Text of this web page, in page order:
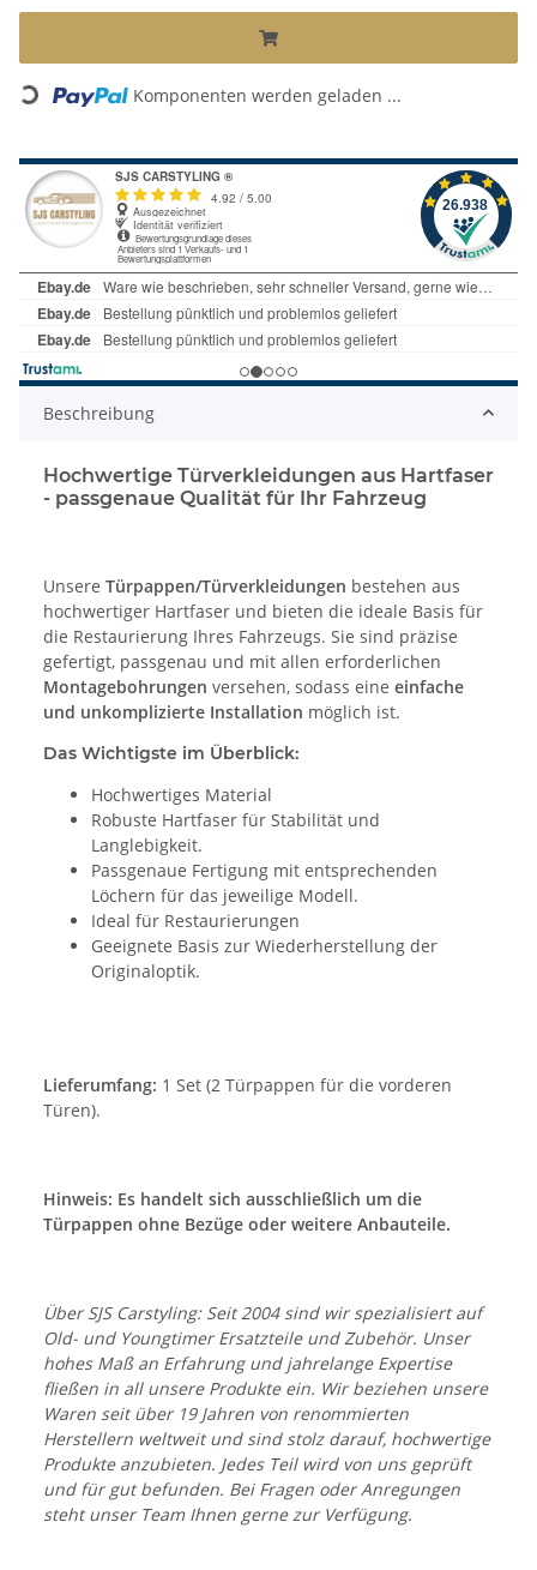
Loading... Komponenten werden geladen ...
Beschreibung
Hochwertige Türverkleidungen aus Hartfaser
- passgenaue Qualität für Ihr Fahrzeug
Unsere Türpappen/Türverkleidungen bestehen aus
hochwertiger Hartfaser und bieten die ideale Basis für
die Restaurierung Ihres Fahrzeugs. Sie sind präzise
gefertigt, passgenau und mit allen erforderlichen
Montagebohrungen versehen, sodass eine einfache
und unkomplizierte Installation möglich ist.
Das Wichtigste im Überblick:
Hochwertiges Material
Robuste Hartfaser für Stabilität und
Langlebigkeit.
Passgenaue Fertigung mit entsprechenden
Löchern für das jeweilige Modell.
Ideal für Restaurierungen
Geeignete Basis zur Wiederherstellung der
Originaloptik.
Lieferumfang: 1 Set (2 Türpappen für die vorderen
Türen).
Hinweis: Es handelt sich ausschließlich um die
Türpappen ohne Bezüge oder weitere Anbauteile.
Über SJS Carstyling: Seit 2004 sind wir spezialisiert auf
Old- und Youngtimer Ersatzteile und Zubehör. Unser
hohes Maß an Erfahrung und jahrelange Expertise
fließen in all unsere Produkte ein. Wir beziehen unsere
Waren seit über 19 Jahren von renommierten
Herstellern weltweit und sind stolz darauf, hochwertige
Produkte anzubieten. Jedes Teil wird von uns geprüft
und für gut befunden. Bei Fragen oder Anregungen
steht unser Team Ihnen gerne zur Verfügung.